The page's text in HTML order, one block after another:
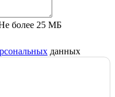
более 25 МБ
данных